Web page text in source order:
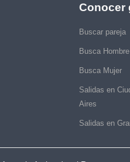
Conocer
Buscar pareja
Busca Hombre
Busca Mujer
Salidas en
Aires
Salidas en